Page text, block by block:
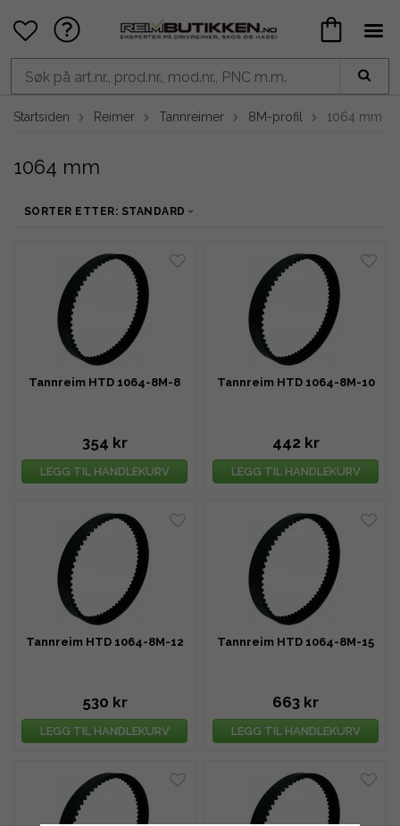
Startsiden Reimer Tannreimer 8M-profil 1064 mm
1064 mm
SORTER ETTER: STANDARD
Tannreim HTD 1064-8M-8
354 kr
LEGG TIL HANDLEKURV
Tannreim HTD 1064-8M-10
442 kr
LEGG TIL HANDLEKURV
Tannreim HTD 1064-8M-12
530 kr
LEGG TIL HANDLEKURV
Tannreim HTD 1064-8M-15
663 kr
LEGG TIL HANDLEKURV